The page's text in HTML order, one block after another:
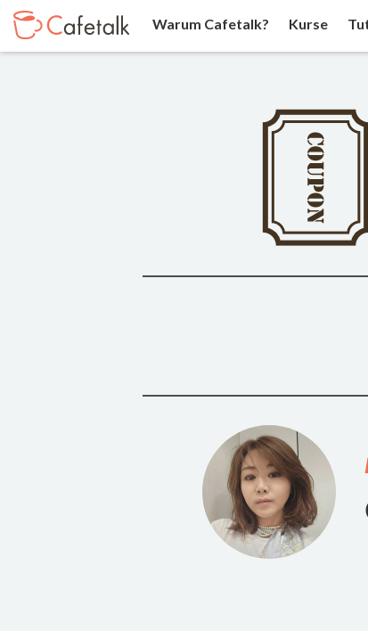
Warum Cafetalk? Kurse